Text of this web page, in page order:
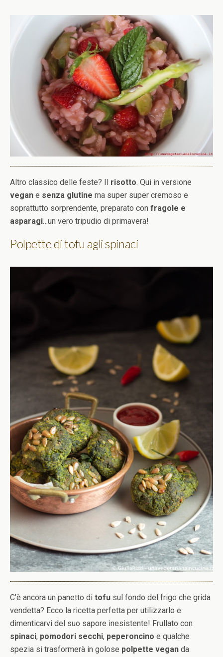
Altro classico delle feste? Il risotto. Qui in versione
vegan e senza glutine ma super super cremoso e
soprattutto sorprendente, preparato con fragole e
asparagi…un vero tripudio di primavera!
Polpette di tofu agli spinaci
C’è ancora un panetto di tofu sul fondo del frigo che grida
vendetta? Ecco la ricetta perfetta per utilizzarlo e
dimenticarvi del suo sapore inesistente! Frullato con
spinaci, pomodori secchi, peperoncino e qualche
spezia si trasformerà in golose polpette vegan da